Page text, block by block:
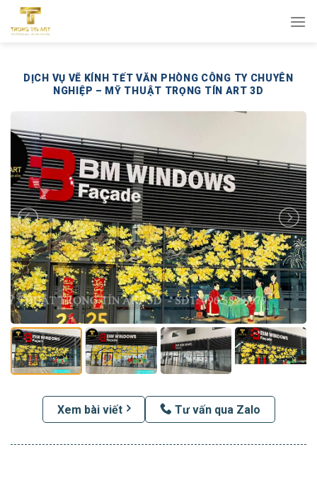
qua
DỊCH VỤ VẼ KÍNH TẾT VĂN PHÒNG CÔNG TY CHUYÊN
NGHIỆP – MỸ THUẬT TRỌNG TÍN ART 3D
Xem bài viết Tư vấn qua Zalo